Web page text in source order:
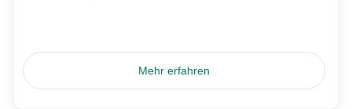
Mehr erfahren